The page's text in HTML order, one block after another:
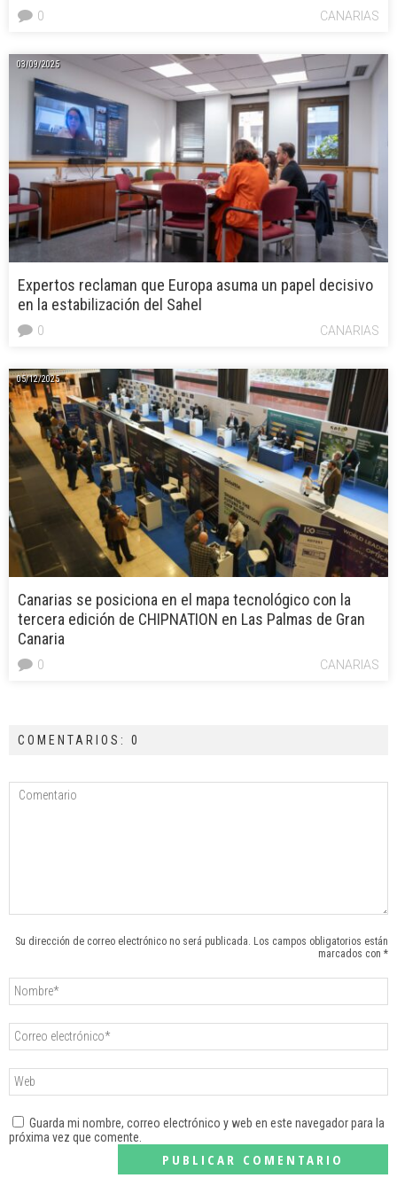
CANARIAS
0
03/09/2025
Expertos reclaman que Europa asuma un papel decisivo
en la estabilización del Sahel
CANARIAS
0
05/12/2025
Canarias se posiciona en el mapa tecnológico con la
tercera edición de CHIPNATION en Las Palmas de Gran
Canaria
CANARIAS
0
COMENTARIOS: 0
Su dirección de correo electrónico no será publicada. Los campos obligatorios están
marcados con *
Guarda mi nombre, correo electrónico y web en este navegador para la
próxima vez que comente.